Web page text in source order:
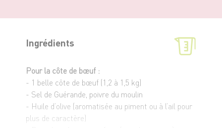
Ingrédients
Pour la côte de bœuf :
- 1 belle côte de bœuf (1,2 à 1,5 kg)
- Sel de Guérande, poivre du moulin
- Huile d’olive (aromatisée au piment ou à l’ail pour
plus de caractère)